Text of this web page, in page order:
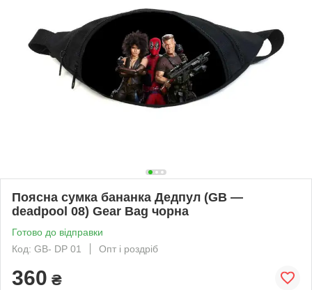
Поясна сумка бананка Дедпул (GB —
deadpool 08) Gear Bag чорна
Готово до відправки
Код: GB- DP 01
Опт і роздріб
360 ₴